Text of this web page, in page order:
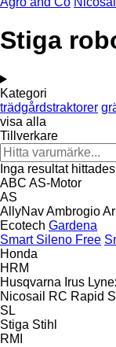
Stiga
Kategori
trädgårdstraktorer
visa alla
Tillverkare
Inga resultat
ABC AS-Motor
AS
AllyNavAmbrogio
Ecotech Gardena
Smart Sileno Free
Honda
HRM
Husqvarna Irus
Nicosail
RC Rapid
SL
Stiga Stihl
RMI